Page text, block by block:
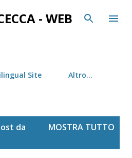
principali
- WEB
Site Altro…
da
MOSTRA TUTTO